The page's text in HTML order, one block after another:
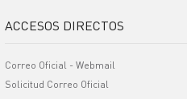
ACCESOS DIRECTOS
Correo Oficial - Webmail
Solicitud Correo Oficial